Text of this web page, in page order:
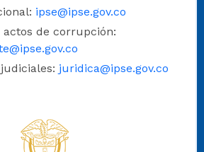
ipse@ipse.gov.co
actos de corrupción:
juridica@ipse.gov.co